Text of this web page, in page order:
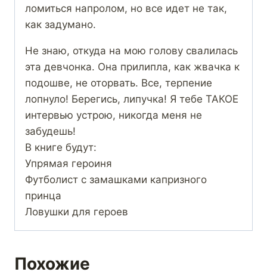
ломиться напролом, но все идет не так,
как задумано.
Не знаю, откуда на мою голову свалилась
эта девчонка. Она прилипла, как жвачка к
подошве, не оторвать. Все, терпение
лопнуло! Берегись, липучка! Я тебе ТАКОЕ
интервью устрою, никогда меня не
забудешь!
В книге будут:
Упрямая героиня
Футболист с замашками капризного
принца
Ловушки для героев
Похожие